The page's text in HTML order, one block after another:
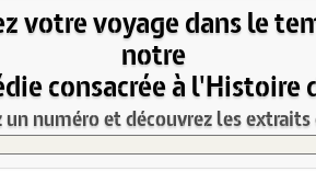
votre voyage dans le
notre
consacrée à l'Histoire
un numéro et découvrez les